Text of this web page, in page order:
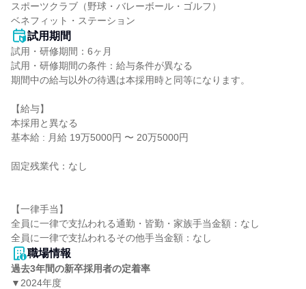
スポーツクラブ（野球・バレーボール・ゴルフ）
ベネフィット・ステーション
試用期間
試用・研修期間：6ヶ月
試用・研修期間の条件：給与条件が異なる
期間中の給与以外の待遇は本採用時と同等になります。
【給与】
本採用と異なる
基本給 : 月給 19万5000円 〜 20万5000円
固定残業代：なし
【一律手当】
全員に一律で支払われる通勤・皆勤・家族手当金額：なし
職場情報
過去3年間の新卒採用者の定着率
▼2024年度